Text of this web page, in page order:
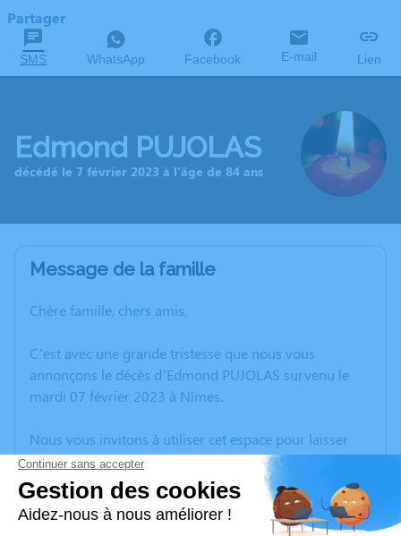
Partager
SMS WhatsApp Facebook E-mail Lien
Edmond PUJOLAS
décédé le 7 février 2023 à l'âge de 84 ans
Message de la famille
Chère famille, chers amis,
C’est avec une grande tristesse que nous vous
annonçons le décès d’Edmond PUJOLAS survenu le
mardi 07 février 2023 à Nîmes.
Nous vous invitons à utiliser cet espace pour laisser
vos condoléances, partager des photos souvenirs, une
anecdote ou exprimer vos pensées à travers des
poèmes ou des textes. Cet endroit est un lieu
d'expression dédié à honorer la mémoire d’Edmond